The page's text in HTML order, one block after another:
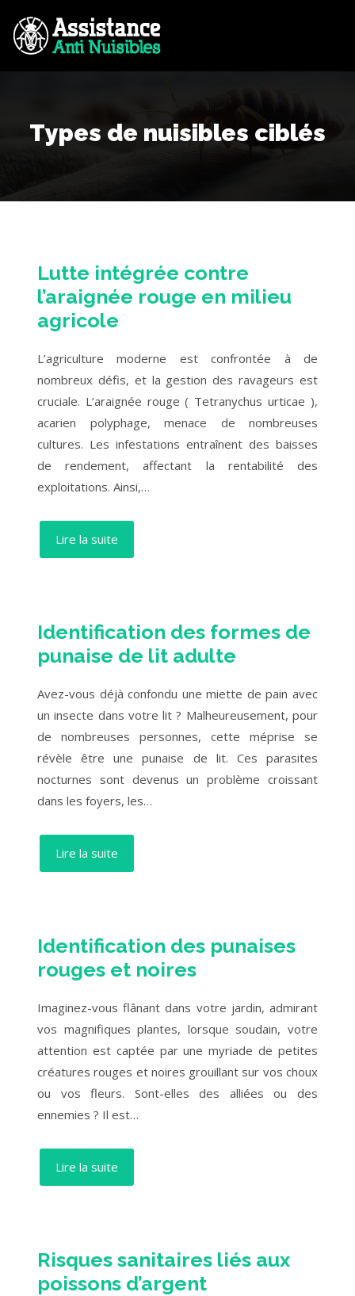
Types de nuisibles ciblés
Lutte intégrée contre
l’araignée rouge en milieu
agricole
L’agriculture moderne est confrontée à de
nombreux défis, et la gestion des ravageurs est
cruciale. L’araignée rouge ( Tetranychus urticae ),
acarien polyphage, menace de nombreuses
cultures. Les infestations entraînent des baisses
de rendement, affectant la rentabilité des
exploitations. Ainsi,…
Lire la suite
Identification des formes de
punaise de lit adulte
Avez-vous déjà confondu une miette de pain avec
un insecte dans votre lit ? Malheureusement, pour
de nombreuses personnes, cette méprise se
révèle être une punaise de lit. Ces parasites
nocturnes sont devenus un problème croissant
dans les foyers, les…
Lire la suite
Identification des punaises
rouges et noires
Imaginez-vous flânant dans votre jardin, admirant
vos magnifiques plantes, lorsque soudain, votre
attention est captée par une myriade de petites
créatures rouges et noires grouillant sur vos choux
ou vos fleurs. Sont-elles des alliées ou des
ennemies ? Il est…
Lire la suite
Risques sanitaires liés aux
poissons d’argent